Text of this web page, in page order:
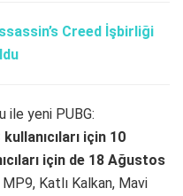
Creed İşbirliği
ile yeni PUBG:
kullanıcıları için 10
için de 18 Ağustos
Katlı Kalkan, Mavi